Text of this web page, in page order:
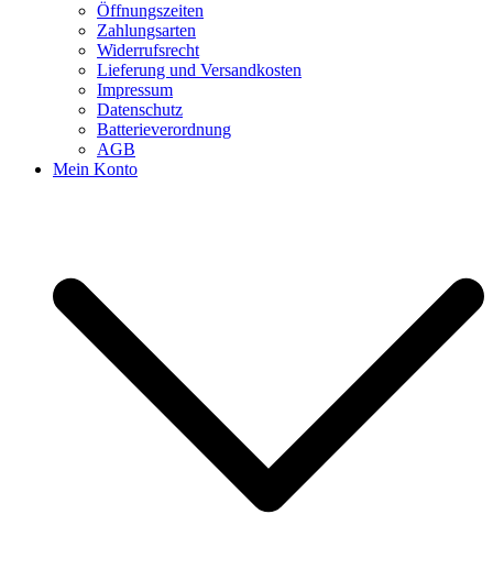
Öffnungszeiten
Zahlungsarten
Widerrufsrecht
Lieferung und Versandkosten
Impressum
Datenschutz
Batterieverordnung
AGB
Mein Konto